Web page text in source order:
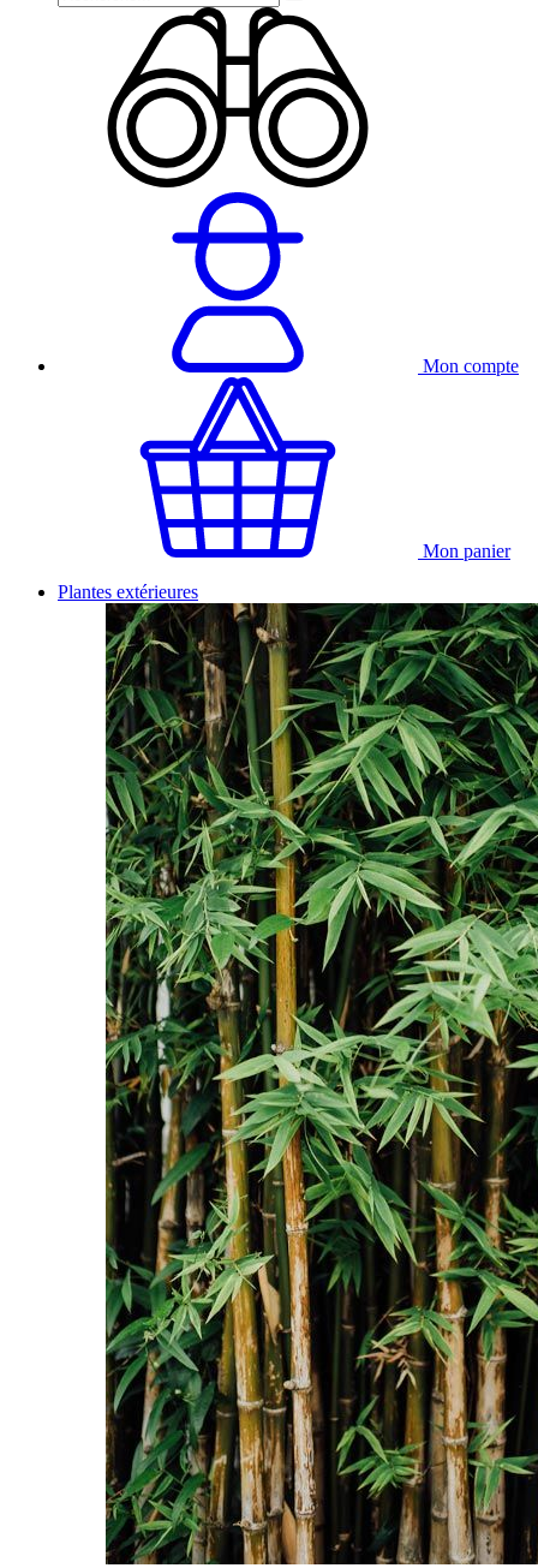
Mon compte
Mon panier
Plantes extérieures